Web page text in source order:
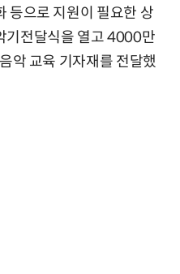
등으로 지원이 필요한 상
기전달식을 열고 4000만
악 교육 기자재를 전달했